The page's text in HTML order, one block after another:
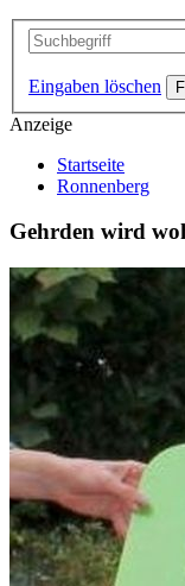
Eingaben löschen
Anzeige
Startseite
Ronnenberg
Gehrden wird